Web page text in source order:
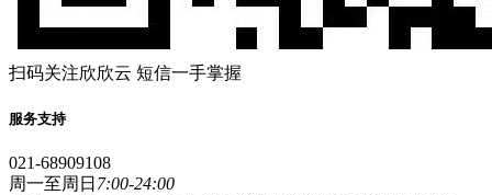
扫码关注欣欣云 短信一手掌握
服务支持
021-68909108
周一至周日 7:00-24:00